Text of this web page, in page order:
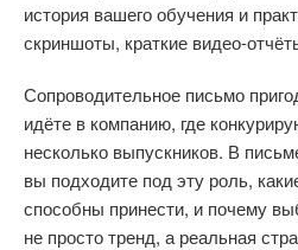
история вашего обучения и
скриншоты, краткие видео-
Сопроводительное письмо
идёте в компанию, где
несколько выпускников. В
вы подходите под эту роль,
способны принести, и почему
не просто тренд, а реальная